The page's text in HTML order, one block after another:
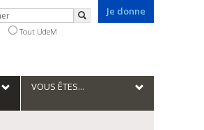
Je donne
Rechercher
Tout UdeM
VOUS ÊTES...